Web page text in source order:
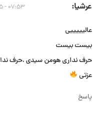
عرشیا ۰۷:۵۳ - ۱۴۰۴/۰۳/۱۵
عالیییییی
بیست بیست
حرف نداری هومن سیدی ،حرف
عزتی
پاسخ